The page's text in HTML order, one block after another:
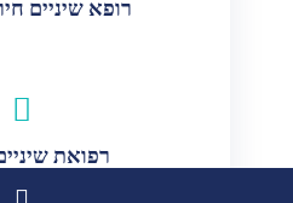
רופא שיניים
רפואת